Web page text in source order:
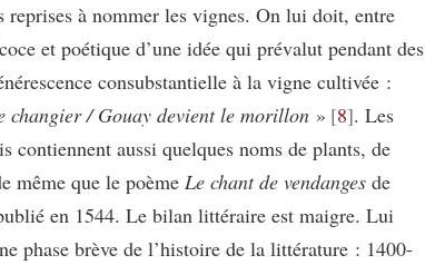
reprises à nommer les vignes. On lui doit, entre
et poétique d’une idée qui prévalut pendant des
consubstantielle à la vigne cultivée :
changier / Gouay devient le morillon » 8 . Les
contiennent aussi quelques noms de plants, de
même que le poème Le chant de vendanges de
en 1544. Le bilan littéraire est maigre. Lui
phase brève de l’histoire de la littérature : 1400-